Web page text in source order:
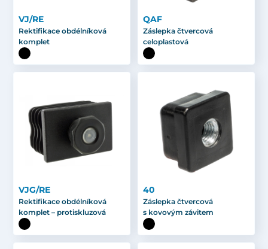
VJ/RE
Rektifikace obdélníková
komplet
QAF
Záslepka čtvercová
celoplastová
VJG/RE
Rektifikace obdélníková
komplet – protiskluzová
40
Záslepka čtvercová
s kovovým závitem